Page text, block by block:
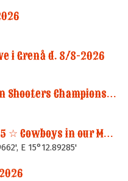
i Grenå d. 8/8-2026
Ybbs River Western Shooters Championship 2026 + LM
Tatanka Camp 2025 ☆ Cowboys in our Memories
E 15°12.89285'